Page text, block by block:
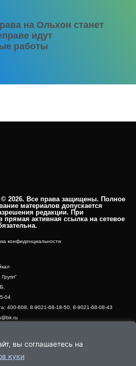
вы соглашаетесь на
куки
на Ольхон станет
идут
работы
2026. Все права защищены. Полное
материалов допускается
редакции. При
прямая активная ссылка на сетевое
конфиденциальности
04
400-608, 8-9021-68-18-50, 8-9021-68-08-43
ул. Профсоюзная, дом 44, офис 1